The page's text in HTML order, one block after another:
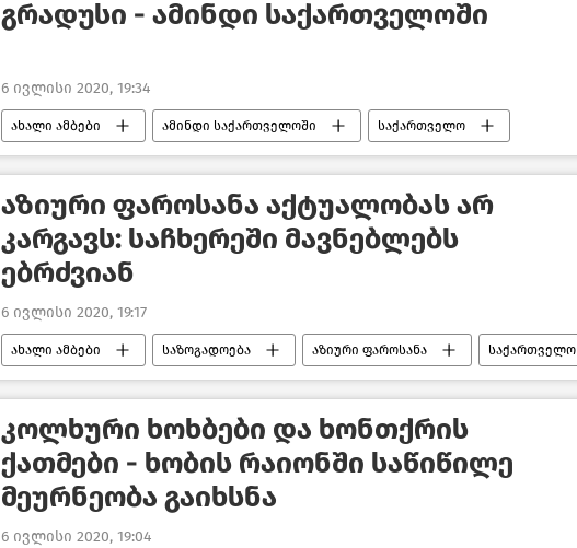
გრადუსი - ამინდი საქართველოში
6 ივლისი 2020, 19:34
ახალი ამბები ამინდი საქართველოში საქართველო
აზიური ფაროსანა აქტუალობას არ
კარგავს: საჩხერეში მავნებლებს
ებრძვიან
6 ივლისი 2020, 19:17
ახალი ამბები საზოგადოება აზიური ფაროსანა საქართველო
კოლხური ხოხბები და ხონთქრის
ქათმები - ხობის რაიონში საწიწილე
მეურნეობა გაიხსნა
6 ივლისი 2020, 19:04